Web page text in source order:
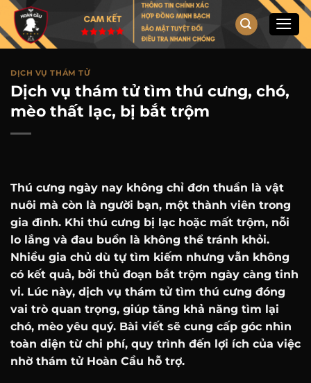
Chuyển
đến
nội
DỊCH VỤ THÁM TỬ
Dịch vụ thám tử tìm thú cưng, chó,
mèo thất lạc, bị bắt trộm
Thú cưng ngày nay không chỉ đơn thuần là vật
nuôi mà còn là người bạn, một thành viên trong
gia đình. Khi thú cưng bị lạc hoặc mất trộm, nỗi
lo lắng và đau buồn là không thể tránh khỏi.
Nhiều gia chủ dù tự tìm kiếm nhưng vẫn không
có kết quả, bởi thủ đoạn bắt trộm ngày càng tinh
vi. Lúc này, dịch vụ thám tử tìm thú cưng đóng
vai trò quan trọng, giúp tăng khả năng tìm lại
chó, mèo yêu quý. Bài viết sẽ cung cấp góc nhìn
toàn diện từ chi phí, quy trình đến lợi ích của việc
nhờ thám tử Hoàn Cầu hỗ trợ.